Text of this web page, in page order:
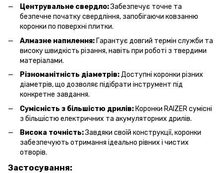
Центрувальне свердло:Забезпечує точне та
безпечне початку свердління, запобігаючи ковзанню
коронки по поверхні плитки.
Алмазне напилення: Гарантує довгий термін служби та
високу швидкість різання, навіть при роботі з твердими
матеріалами.
Різноманітність діаметрів:Доступні коронки різних
діаметрів, що дозволяє підібрати інструмент під
конкретне завдання.
Сумісність з більшістю дрилів: Коронки RAIZER сумісні
з більшістю електричних та акумуляторних дрилів.
Висока точність:Завдяки своїй конструкції, коронки
забезпечують отримання ідеально рівних і чистих
отворів.
Застосування: